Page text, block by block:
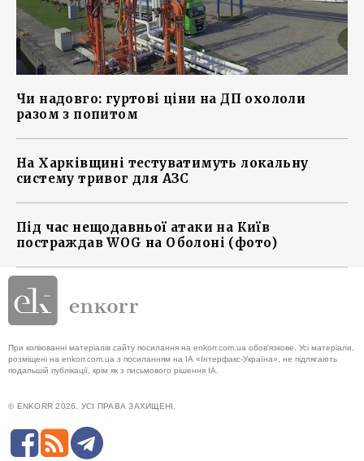
Чи надовго: гуртові ціни на ДП охололи
разом з попитом
На Харківщині тестуватимуть локальну
систему тривог для АЗС
Під час нещодавньої атаки на Київ
постраждав WOG на Оболоні (фото)
При копіюванні матеріалів сайту посилання на enkorr.com.ua обов'язкове. Усі матеріали,
розміщені на enkorr.com.ua з посиланням на ІА «Інтерфакс-Україна», не підлягають
подальшій публікації, крім як з письмового рішення ІА.
© ENKORR 2026. УСІ ПРАВА ЗАХИЩЕНІ.